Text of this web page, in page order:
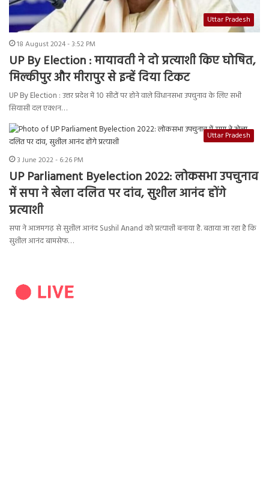
Uttar Pradesh
18 August 2024 - 3:52 PM
UP By Election : मायावती ने दो प्रत्याशी किए घोषित,
मिल्कीपुर और मीरापुर से इन्हें दिया टिकट
UP By Election : उत्तर प्रदेश में 10 सीटों पर होने वाले विधानसभा उपचुनाव के लिए सभी
सियासी दल एक्शन…
Uttar Pradesh
3 June 2022 - 6:26 PM
UP Parliament Byelection 2022: लोकसभा उपचुनाव
में सपा ने खेला दलित पर दांव, सुशील आनंद होंगे
प्रत्याशी
सपा ने आजमगढ़ से सुशील आनंद Sushil Anand को प्रत्याशी बनाया है. बताया जा रहा है कि
सुशील आनंद बामसेफ…